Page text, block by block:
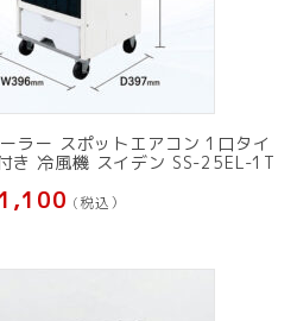
ラー スポットエアコン 1口タイ
き 冷風機 スイデン SS-25EL-1T
(税込）